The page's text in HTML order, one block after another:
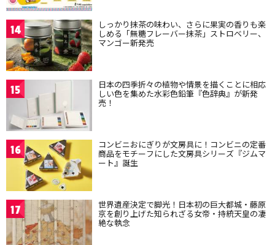
14 しっかり抹茶の味わい、さらに果実の香りも楽
しめる「無糖フレーバー抹茶」ストロベリー、
マンゴー新発売
15 日本の四季折々の植物や情景を描くことに相応
しい色を集めた水彩色鉛筆『色辞典』が新発
売！
16 コンビニおにぎりが文房具に！コンビニの定番
商品をモチーフにした文房具シリーズ『ジムマ
ート』誕生
17 世界遺産決定で脚光！日本初の巨大都城・藤原
京を創り上げた知られざる女帝・持統天皇の凄
絶な執念